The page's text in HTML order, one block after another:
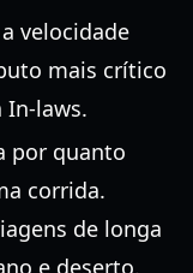
velocidade
mais crítico
laws.
por quanto
corrida.
de longa
e deserto.